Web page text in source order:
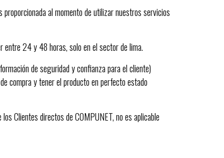
al momento de utilizar nuestros servicios
entre 24 y 48 horas, solo en el sector de lima.
de seguridad y confianza para el cliente)
compra y tener el producto en perfecto estado
Clientes directos de COMPUNET, no es aplicable